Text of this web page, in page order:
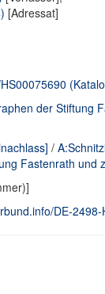
[Adressat]
der Stiftung
/
Fastenrath
DE-